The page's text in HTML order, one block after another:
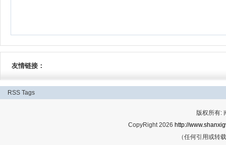
友情链接：
RSS Tags
版权所有:
CopyRight 2026 http://
（任何引用或转